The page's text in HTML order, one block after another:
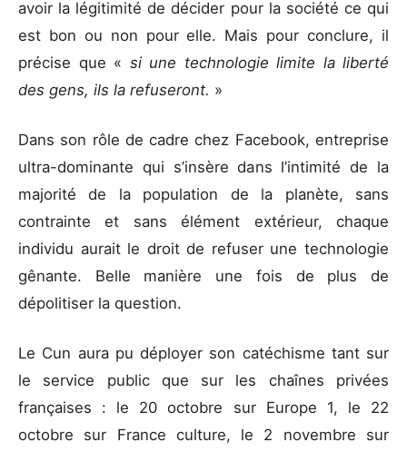
avoir la légitimité de décider pour la société ce qui
est bon ou non pour elle. Mais pour conclure, il
précise que « si une technologie limite la liberté
des gens, ils la refuseront. »
Dans son rôle de cadre chez Facebook, entreprise
ultra-dominante qui s’insère dans l’intimité de la
majorité de la population de la planète, sans
contrainte et sans élément extérieur, chaque
individu aurait le droit de refuser une technologie
gênante. Belle manière une fois de plus de
dépolitiser la question.
Le Cun aura pu déployer son catéchisme tant sur
le service public que sur les chaînes privées
françaises : le 20 octobre sur Europe 1, le 22
octobre sur France culture, le 2 novembre sur